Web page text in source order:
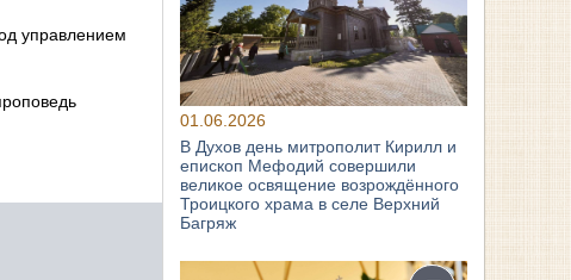
управлением
01.06.2026
В Духов день митрополит Кирилл и
епископ Мефодий совершили
великое освящение возрождённого
Троицкого храма в селе Верхний
Багряж